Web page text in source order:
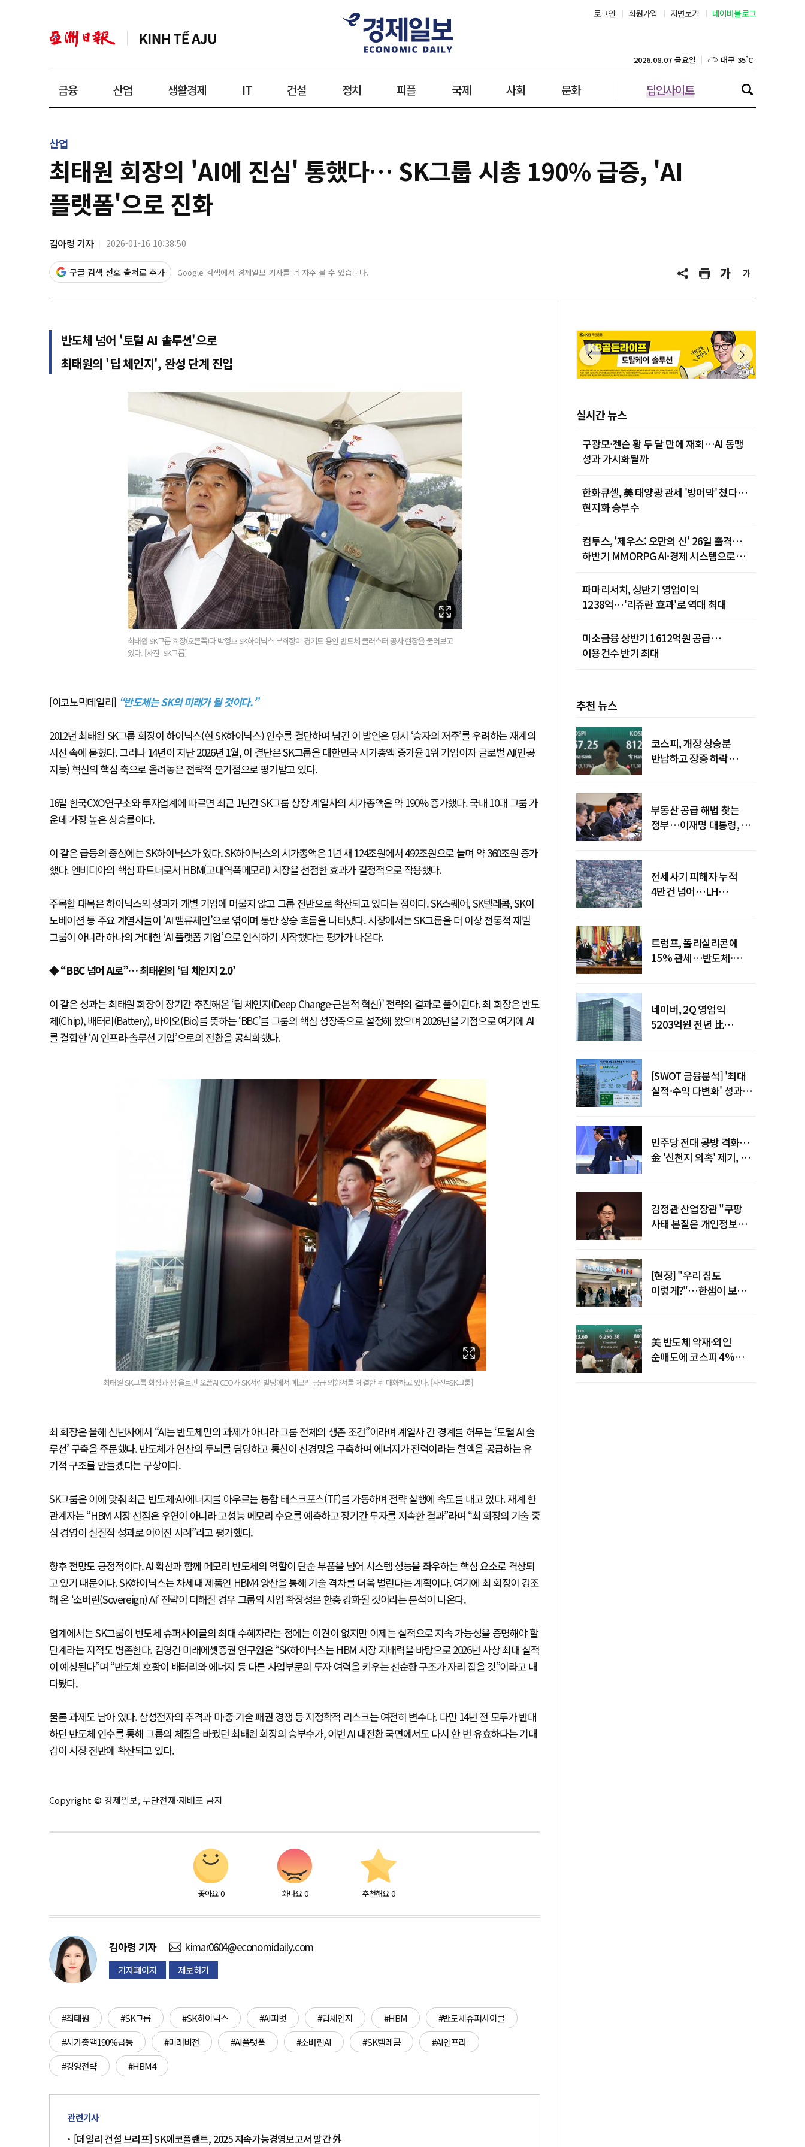
로그인 회원가입 지면보기 네이버블로그
금융 산업 생활경제 IT 건설 정치 피플 국제 사회 문화 딥인사이트
2026.08.07 금요일 대구 35˚C
인천 32˚C
산업
최태원 회장의 'AI에 진심' 통했다… SK그룹 시총 190% 급증, 'AI
플랫폼'으로 진화
김아령 기자 2026-01-16 10:38:50
구글 검색 선호 출처로 추가 Google 검색에서 경제일보 기사를 더 자주 볼 수 있습니다.
반도체 넘어 '토털 AI 솔루션'으로
최태원의 '딥 체인지', 완성 단계 진입
최태원 SK그룹 회장(오른쪽)과 박정호 SK하이닉스 부회장이 경기도 용인 반도체 클러스터 공사 현장을 둘러보고
있다. [사진=SK그룹]
[이코노믹데일리] “반도체는 SK의 미래가 될 것이다.”
2012년 최태원 SK그룹 회장이 하이닉스(현 SK하이닉스) 인수를 결단하며 남긴 이 발언은 당시 ‘승자의 저주’를 우려하는 재계의
시선 속에 묻혔다. 그러나 14년이 지난 2026년 1월, 이 결단은 SK그룹을 대한민국 시가총액 증가율 1위 기업이자 글로벌 AI(인공
지능) 혁신의 핵심 축으로 올려놓은 전략적 분기점으로 평가받고 있다.
16일 한국CXO연구소와 투자업계에 따르면 최근 1년간 SK그룹 상장 계열사의 시가총액은 약 190% 증가했다. 국내 10대 그룹 가
운데 가장 높은 상승률이다.
이 같은 급등의 중심에는 SK하이닉스가 있다. SK하이닉스의 시가총액은 1년 새 124조원에서 492조원으로 늘며 약 360조원 증가
했다. 엔비디아의 핵심 파트너로서 HBM(고대역폭메모리) 시장을 선점한 효과가 결정적으로 작용했다.
주목할 대목은 하이닉스의 성과가 개별 기업에 머물지 않고 그룹 전반으로 확산되고 있다는 점이다. SK스퀘어, SK텔레콤, SK이
노베이션 등 주요 계열사들이 ‘AI 밸류체인’으로 엮이며 동반 상승 흐름을 나타냈다. 시장에서는 SK그룹을 더 이상 전통적 재벌
그룹이 아니라 하나의 거대한 ‘AI 플랫폼 기업’으로 인식하기 시작했다는 평가가 나온다.
◆ “BBC 넘어 AI로”… 최태원의 ‘딥 체인지 2.0’
이 같은 성과는 최태원 회장이 장기간 추진해온 ‘딥 체인지(Deep Change·근본적 혁신)’ 전략의 결과로 풀이된다. 최 회장은 반도
체(Chip), 배터리(Battery), 바이오(Bio)를 뜻하는 ‘BBC’를 그룹의 핵심 성장축으로 설정해 왔으며 2026년을 기점으로 여기에 AI
를 결합한 ‘AI 인프라·솔루션 기업’으로의 전환을 공식화했다.
최태원 SK그룹 회장과 샘 올트먼 오픈AI CEO가 SK서린빌딩에서 메모리 공급 의향서를 체결한 뒤 대화하고 있다. [사진=SK그룹]
최 회장은 올해 신년사에서 “AI는 반도체만의 과제가 아니라 그룹 전체의 생존 조건”이라며 계열사 간 경계를 허무는 ‘토털 AI 솔
루션’ 구축을 주문했다. 반도체가 연산의 두뇌를 담당하고 통신이 신경망을 구축하며 에너지가 전력이라는 혈액을 공급하는 유
기적 구조를 만들겠다는 구상이다.
SK그룹은 이에 맞춰 최근 반도체·AI·에너지를 아우르는 통합 태스크포스(TF)를 가동하며 전략 실행에 속도를 내고 있다. 재계 한
관계자는 “HBM 시장 선점은 우연이 아니라 고성능 메모리 수요를 예측하고 장기간 투자를 지속한 결과”라며 “최 회장의 기술 중
심 경영이 실질적 성과로 이어진 사례”라고 평가했다.
향후 전망도 긍정적이다. AI 확산과 함께 메모리 반도체의 역할이 단순 부품을 넘어 시스템 성능을 좌우하는 핵심 요소로 격상되
고 있기 때문이다. SK하이닉스는 차세대 제품인 HBM4 양산을 통해 기술 격차를 더욱 벌린다는 계획이다. 여기에 최 회장이 강조
해 온 ‘소버린(Sovereign) AI’ 전략이 더해질 경우 그룹의 사업 확장성은 한층 강화될 것이라는 분석이 나온다.
업계에서는 SK그룹이 반도체 슈퍼사이클의 최대 수혜자라는 점에는 이견이 없지만 이제는 실적으로 지속 가능성을 증명해야 할
단계라는 지적도 병존한다. 김영건 미래에셋증권 연구원은 “SK하이닉스는 HBM 시장 지배력을 바탕으로 2026년 사상 최대 실적
이 예상된다”며 “반도체 호황이 배터리와 에너지 등 다른 사업부문의 투자 여력을 키우는 선순환 구조가 자리 잡을 것”이라고 내
다봤다.
물론 과제도 남아 있다. 삼성전자의 추격과 미·중 기술 패권 경쟁 등 지정학적 리스크는 여전히 변수다. 다만 14년 전 모두가 반대
하던 반도체 인수를 통해 그룹의 체질을 바꿨던 최태원 회장의 승부수가, 이번 AI 대전환 국면에서도 다시 한 번 유효하다는 기대
감이 시장 전반에 확산되고 있다.
Copyright © 경제일보, 무단전재·재배포 금지
좋아요 0 화나요 0 추천해요 0
김아령 기자 kimar0604@economidaily.com
기자페이지 제보하기
#최태원 #SK그룹 #SK하이닉스 #AI피벗 #딥체인지 #HBM
#반도체슈퍼사이클
#시가총액190%급등
#미래비전 #AI플랫폼 #소버린AI #SK텔레콤
#AI인프라
#경영전략
#HBM4
관련기사
[데일리 건설 브리프] SK에코플랜트, 2025 지속가능경영보고서 발간 外
실시간 뉴스
구광모·젠슨 황 두 달 만에 재회…AI 동맹
성과 가시화될까
한화큐셀, 美 태양광 관세 '방어막' 쳤다…
현지화 승부수
컴투스, '제우스: 오만의 신' 26일 출격…
하반기 MMORPG AI·경제 시스템으로
파마리서치, 상반기 영업이익
1238억…'리쥬란 효과'로 역대 최대
미소금융 상반기 1612억원 공급…
이용건수 반기 최대
추천 뉴스
코스피, 개장 상승분
반납하고 장중 하락
부동산 공급 해법 찾는
정부…이재명 대통령, 2차
전세사기 피해자 누적
4만건 넘어…LH
트럼프, 폴리실리콘에
15% 관세…반도체·
네이버, 2Q 영업익
5203억원 전년 比
[SWOT 금융분석] '최대
실적·수익 다변화' 성과…
민주당 전대 공방 격화…
金 '신천지 의혹' 제기, 鄭
김정관 산업장관 "쿠팡
사태 본질은 개인정보
[현장] "우리 집도
이렇게?"…한샘이 보여준
美 반도체 악재·외인
순매도에 코스피 4%